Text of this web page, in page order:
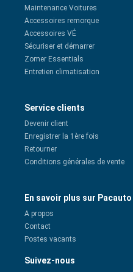
Maintenance Voitures
Accessoires remorque
Accessoires VÉ
Sécuriser et démarrer
Zomer Essentials
Entretien climatisation
Service clients
Devenir client
Enregistrer la 1ère fois
Retourner
Conditions générales de vente
En savoir plus sur Pacauto
A propos
Contact
Postes vacants
Suivez-nous